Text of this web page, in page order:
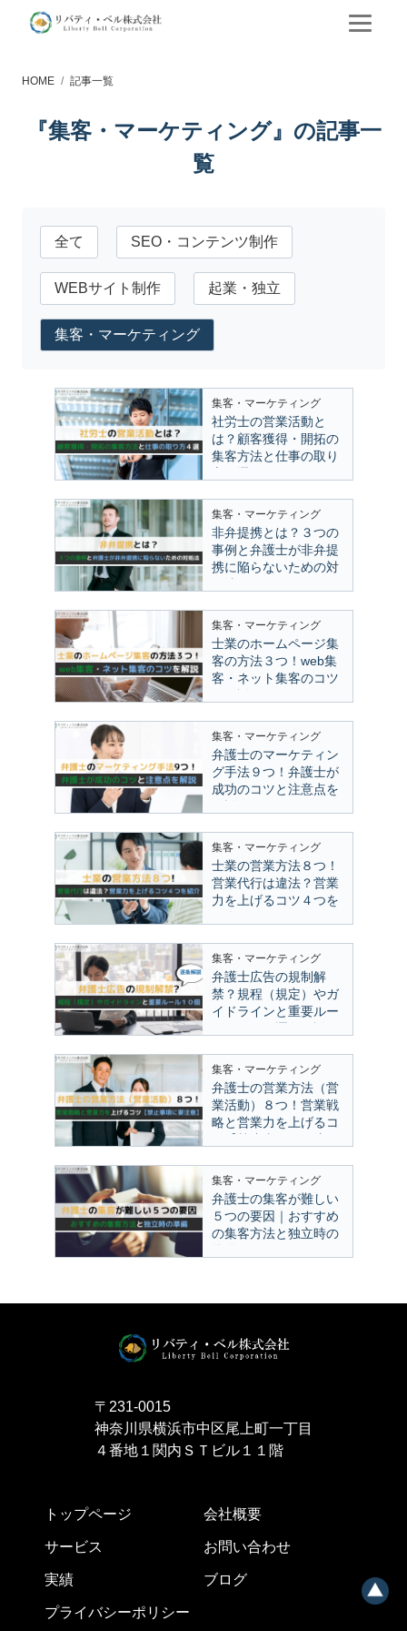
HOME 記事一覧
『集客・マーケティング』の記事一
覧
全て SEO・コンテンツ制作
WEBサイト制作 起業・独立
集客・マーケティング
集客・マーケティング
社労士の営業活動と
は？顧客獲得・開拓の
集客方法と仕事の取り
集客・マーケティング
非弁提携とは？３つの
事例と弁護士が非弁提
携に陥らないための対
集客・マーケティング
士業のホームページ集
客の方法３つ！web集
客・ネット集客のコツ
集客・マーケティング
弁護士のマーケティン
グ手法９つ！弁護士が
成功のコツと注意点を
集客・マーケティング
士業の営業方法８つ！
営業代行は違法？営業
力を上げるコツ４つを
集客・マーケティング
弁護士広告の規制解
禁？規程（規定）やガ
イドラインと重要ルー
集客・マーケティング
弁護士の営業方法（営
業活動）８つ！営業戦
略と営業力を上げるコ
集客・マーケティング
弁護士の集客が難しい
５つの要因｜おすすめ
の集客方法と独立時の
〒231-0015
神奈川県横浜市中区尾上町一丁目
４番地１関内ＳＴビル１１階
トップページ 会社概要
サービス お問い合わせ
実績 ブログ
プライバシーポリシー